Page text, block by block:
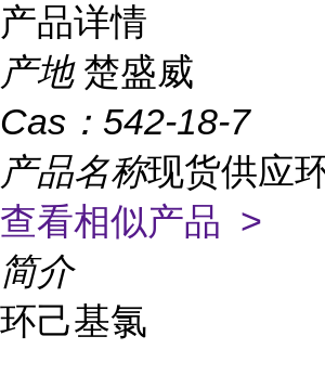
产品详情
产地 楚盛威
Cas： 542-18-7
产品名称现货供应
查看相似产品 >
简介
环己基氯